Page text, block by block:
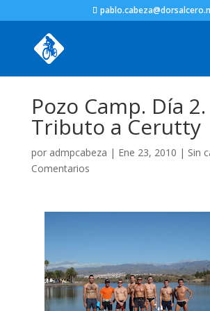
Pozo Camp. Día 2.
Tributo a Cerutty
por admpcabeza | Ene 23, 2010 | Sin
Comentarios